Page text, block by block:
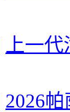
上一
2026